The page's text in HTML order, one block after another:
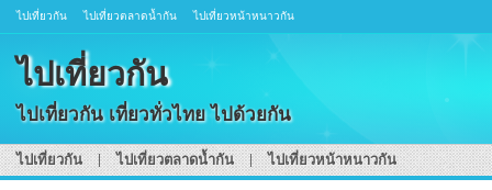
ไปเที่ยวกัน ไปเที่ยวตลาดน้ำกัน ไปเที่ยวหน้าหนาวกัน
ไปเที่ยวกัน
ไปเที่ยวกัน เที่ยวทั่วไทย ไปด้วยกัน
ไปเที่ยวกัน ไปเที่ยวตลาดน้ำกัน ไปเที่ยวหน้าหนาวกัน